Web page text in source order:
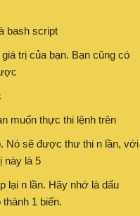
bash script
trị của bạn. Bạn cũng có
muốn thực thi lệnh trên
Nó sẽ được thư thi n lần, với
này là 5
lại n lần. Hãy nhớ là dấu
1 biến.